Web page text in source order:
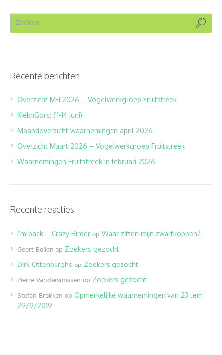
Recente berichten
Overzicht MEI 2026 – Vogelwerkgroep Fruitstreek
KieknGors: (11-14 juni)
Maandoverzicht waarnemingen april 2026
Overzicht Maart 2026 – Vogelwerkgroep Fruitstreek
Waarnemingen Fruitstreek in februari 2026
Recente reacties
I’m back – Crazy Birder op Waar zitten mijn zwartkoppen?
Geert Bollen op Zoekers gezocht
Dirk Ottenburghs op Zoekers gezocht
Pierre Vandersmissen op Zoekers gezocht
Stefan Brokken op Opmerkelijke waarnemingen van 23 tem
29/9/2019